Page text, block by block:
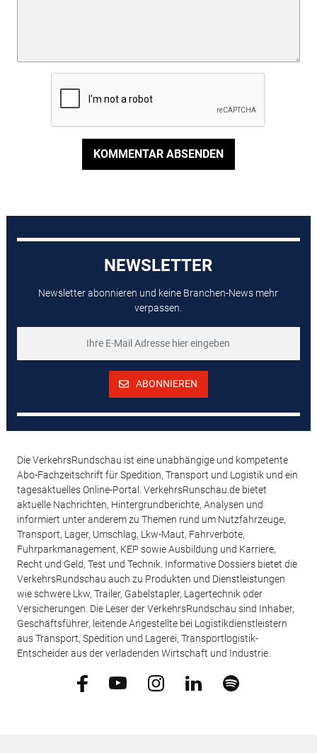
KOMMENTAR ABSENDEN
NEWSLETTER
Newsletter abonnieren und keine Branchen-News mehr
verpassen.
ABONNIEREN
Die VerkehrsRundschau ist eine unabhängige und kompetente
Abo-Fachzeitschrift für Spedition, Transport und Logistik und ein
tagesaktuelles Online-Portal. VerkehrsRunschau.de bietet
aktuelle Nachrichten, Hintergrundberichte, Analysen und
informiert unter anderem zu Themen rund um Nutzfahrzeuge,
Transport, Lager, Umschlag, Lkw-Maut, Fahrverbote,
Fuhrparkmanagement, KEP sowie Ausbildung und Karriere,
Recht und Geld, Test und Technik. Informative Dossiers bietet die
VerkehrsRundschau auch zu Produkten und Dienstleistungen
wie schwere Lkw, Trailer, Gabelstapler, Lagertechnik oder
Versicherungen. Die Leser der VerkehrsRundschau sind Inhaber,
Geschäftsführer, leitende Angestellte bei Logistikdienstleistern
aus Transport, Spedition und Lagerei, Transportlogistik-
Entscheider aus der verladenden Wirtschaft und Industrie.